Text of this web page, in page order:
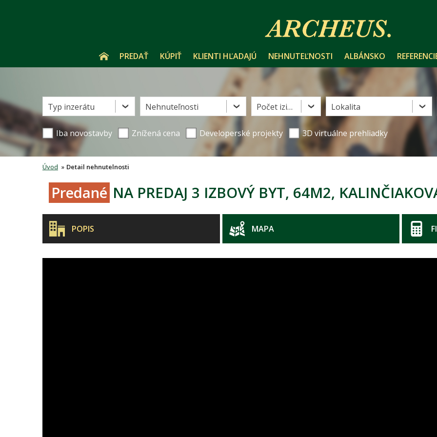
PREDAŤ KÚPIŤ KLIENTI HĽADAJÚ NEHNUTEĽNOSTI ALBÁNSKO
Typ inzerátu Nehnuteľnosti Počet izieb Lokalita
Iba novostavby Znížená cena Developerské projekty 3D virtuálne prehliadky
Úvod » Detail nehnutelnosti
Predané NA PREDAJ 3 IZBOVÝ BYT, 64M2,
POPIS MAPA